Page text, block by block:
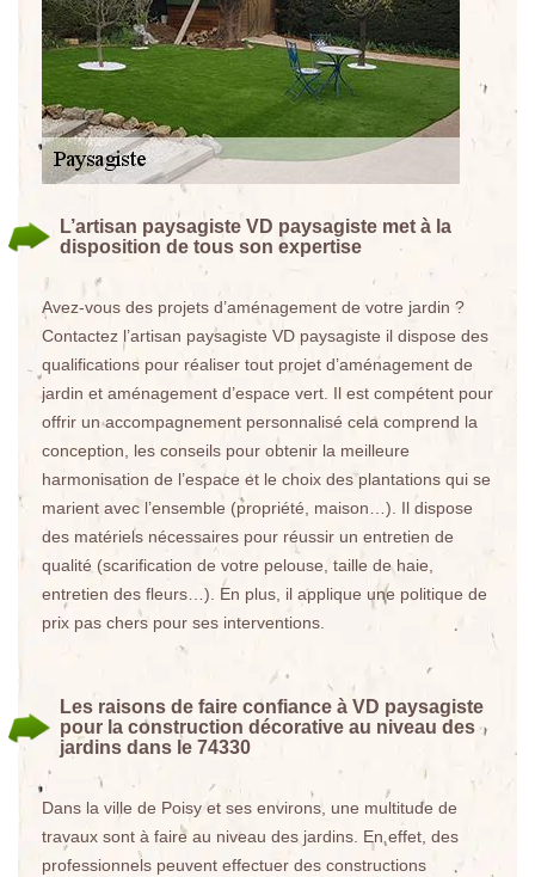
L’artisan paysagiste VD paysagiste met à la
disposition de tous son expertise
Avez-vous des projets d’aménagement de votre jardin ?
Contactez l’artisan paysagiste VD paysagiste il dispose des
qualifications pour réaliser tout projet d’aménagement de
jardin et aménagement d’espace vert. Il est compétent pour
offrir un accompagnement personnalisé cela comprend la
conception, les conseils pour obtenir la meilleure
harmonisation de l’espace et le choix des plantations qui se
marient avec l’ensemble (propriété, maison…). Il dispose
des matériels nécessaires pour réussir un entretien de
qualité (scarification de votre pelouse, taille de haie,
entretien des fleurs…). En plus, il applique une politique de
prix pas chers pour ses interventions.
Les raisons de faire confiance à VD paysagiste
pour la construction décorative au niveau des
jardins dans le 74330
Dans la ville de Poisy et ses environs, une multitude de
travaux sont à faire au niveau des jardins. En effet, des
professionnels peuvent effectuer des constructions